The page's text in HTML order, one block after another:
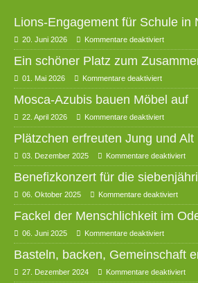
Lions-Engagement für Schule in
20. Juni 2026 Kommentare deaktiviert
Ein schöner Platz zum
01. Mai 2026 Kommentare deaktiviert
Mosca-Azubis bauen Möbel auf
22. April 2026 Kommentare deaktiviert
Plätzchen erfreuten Jung und Alt
03. Dezember 2025 Kommentare deaktiviert
Benefizkonzert für die
06. Oktober 2025 Kommentare deaktiviert
Fackel der Menschlichkeit im
06. Juni 2025 Kommentare deaktiviert
Basteln, backen, Gemeinschaft
27. Dezember 2024 Kommentare deaktiviert